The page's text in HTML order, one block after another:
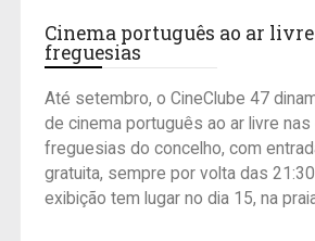
Cinema português ao ar
freguesias
Até setembro, o CineClube 47
de cinema português ao ar livre nas
freguesias do concelho, com
gratuita, sempre por volta das
exibição tem lugar no dia 15, na